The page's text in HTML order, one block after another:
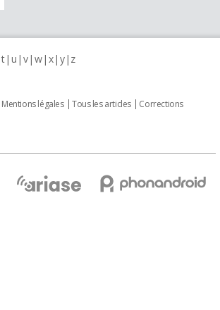
t u v w x y z
Mentions légales Tous les articles
Corrections